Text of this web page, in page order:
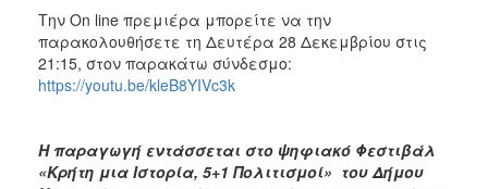
Την On line πρεμιέρα μπορείτε να την
παρακολουθήσετε τη Δευτέρα 28 Δεκεμβρίου στις
21:15, στον παρακάτω σύνδεσμο:
https://youtu.be/kleB8YIVc3k
Η παραγωγή εντάσσεται στο ψηφιακό Φεστιβάλ
«Κρήτη μια Ιστορία, 5+1 Πολιτισμοί» του Δήμου